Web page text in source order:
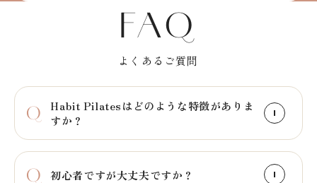
FAQ
よくあるご質問
Habit Pilatesはどのような特徴がありま
すか？
初心者ですが大丈夫ですか？